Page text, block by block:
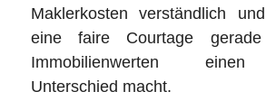
Maklerkosten verständlich und
eine faire Courtage gerade
Immobilienwerten einen
Unterschied macht.